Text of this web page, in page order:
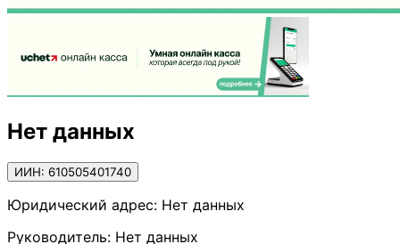
Нет данных
ИИН: 610505401740
Юридический адрес: Нет данных
Руководитель: Нет данных